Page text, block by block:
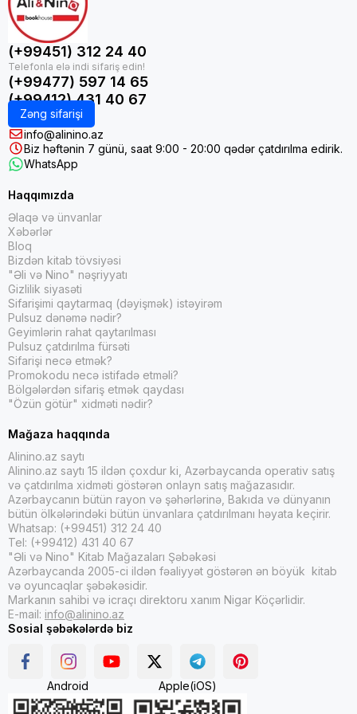
(+99451) 312 24 40
(+99477) 597 14 65
(+99412) 431 40 67
Zəng sifarişi
info@alinino.az
Biz həftənin 7 günü, saat 9:00 - 20:00 qədər çatdırılma edirik.
WhatsApp
Haqqımızda
Əlaqə və ünvanlar
Xəbərlər
Bloq
Bizdən kitab tövsiyəsi
"Əli və Nino" nəşriyyatı
Gizlilik siyasəti
Sifarişimi qaytarmaq (dəyişmək) istəyirəm
Pulsuz dənəmə nədir?
Geyimlərin rahat qaytarılması
Pulsuz çatdırılma fürsəti
Sifarişi necə etmək?
Promokodu necə istifadə etməli?
Bölgələrdən sifariş etmək qaydası
"Özün götür" xidməti nədir?
Mağaza haqqında
Alinino.az saytı
Alinino.az saytı 15 ildən çoxdur ki, Azərbaycanda operativ satış
və çatdırılma xidməti göstərən onlayn satış mağazasıdır.
Azərbaycanın bütün rayon və şəhərlərinə, Bakıda və dünyanın
bütün ölkələrindəki bütün ünvanlara çatdırılmanı həyata keçirir.
Whatsap: (+99451) 312 24 40
Tel: (+99412) 431 40 67
"Əli və Nino" Kitab Mağazaları Şəbəkəsi
Azərbaycanda 2005-ci ildən fəaliyyət göstərən ən böyük kitab
və oyuncaqlar şəbəkəsidir.
Markanın sahibi və icraçı direktoru xanım Nigar Köçərlidir.
E-mail: info@alinino.az
Sosial şəbəkələrdə biz
Android Apple(iOS)